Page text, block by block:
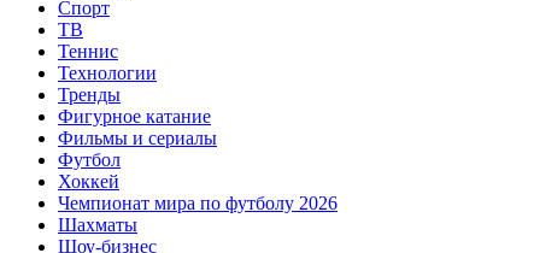
Спорт
ТВ
Теннис
Технологии
Тренды
Фигурное катание
Фильмы и сериалы
Футбол
Хоккей
Чемпионат мира по футболу 2026
Шахматы
Шоу-бизнес